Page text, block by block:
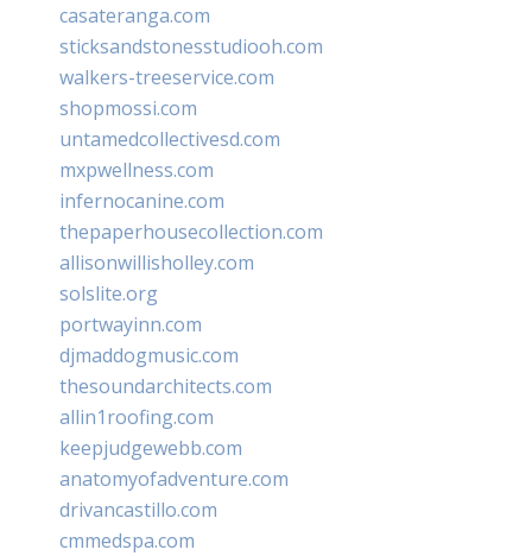
casateranga.com
sticksandstonesstudiooh.com
walkers-treeservice.com
shopmossi.com
untamedcollectivesd.com
mxpwellness.com
infernocanine.com
thepaperhousecollection.com
allisonwillisholley.com
solslite.org
portwayinn.com
djmaddogmusic.com
thesoundarchitects.com
allin1roofing.com
keepjudgewebb.com
anatomyofadventure.com
drivancastillo.com
cmmedspa.com